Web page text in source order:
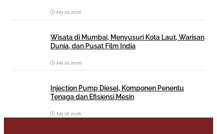
July 25, 2026
Wisata di Mumbai, Menyusuri Kota Laut, Warisan
Dunia, dan Pusat Film India
July 22, 2026
Injection Pump Diesel, Komponen Penentu
Tenaga dan Efisiensi Mesin
July 18, 2026